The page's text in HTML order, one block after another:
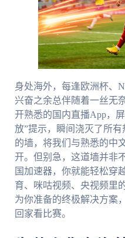
身处海外，每逢欧洲杯、
兴奋之余总伴随着一丝无
开熟悉的国内直播App，
放”提示，瞬间浇灭了所
的墙，将我们与熟悉的中
开。但别急，这道墙并非
国加速器，你就能轻松穿
育、咪咕视频、央视频里
为你准备的终极解决方案
回家看比赛。